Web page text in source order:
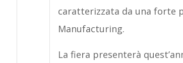
caratterizzata da una forte
Manufacturing.
La fiera presenterà